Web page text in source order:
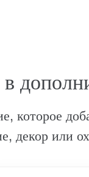
которое
декор или